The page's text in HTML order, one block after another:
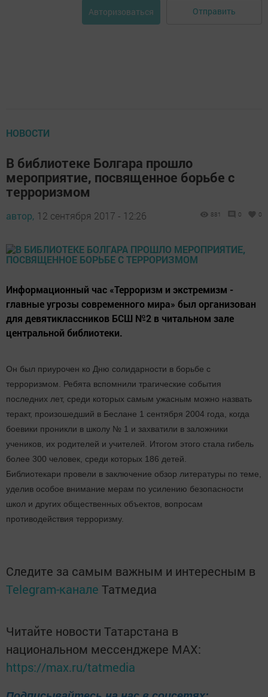
Авторизоваться Отправить
НОВОСТИ
В библиотеке Болгара прошло
мероприятие, посвященное борьбе с
терроризмом
автор, 12 сентября 2017 - 12:26 881 0 0
Информационный час «Терроризм и экстремизм -
главные угрозы современного мира» был организован
для девятиклассников БСШ №2 в читальном зале
центральной библиотеки.
Он был приурочен ко Дню солидарности в борьбе с
терроризмом. Ребята вспомнили трагические события
последних лет, среди которых самым ужасным можно назвать
теракт, произошедший в Беслане 1 сентября 2004 года, когда
боевики проникли в школу № 1 и захватили в заложники
учеников, их родителей и учителей. Итогом этого стала гибель
более 300 человек, среди которых 186 детей.
Библиотекари провели в заключение обзор литературы по теме,
уделив особое внимание мерам по усилению безопасности
школ и других общественных объектов, вопросам
противодействия терроризму.
Следите за самым важным и интересным в
Telegram-канале Татмедиа
Читайте новости Татарстана в
национальном мессенджере MАХ:
https://max.ru/tatmedia